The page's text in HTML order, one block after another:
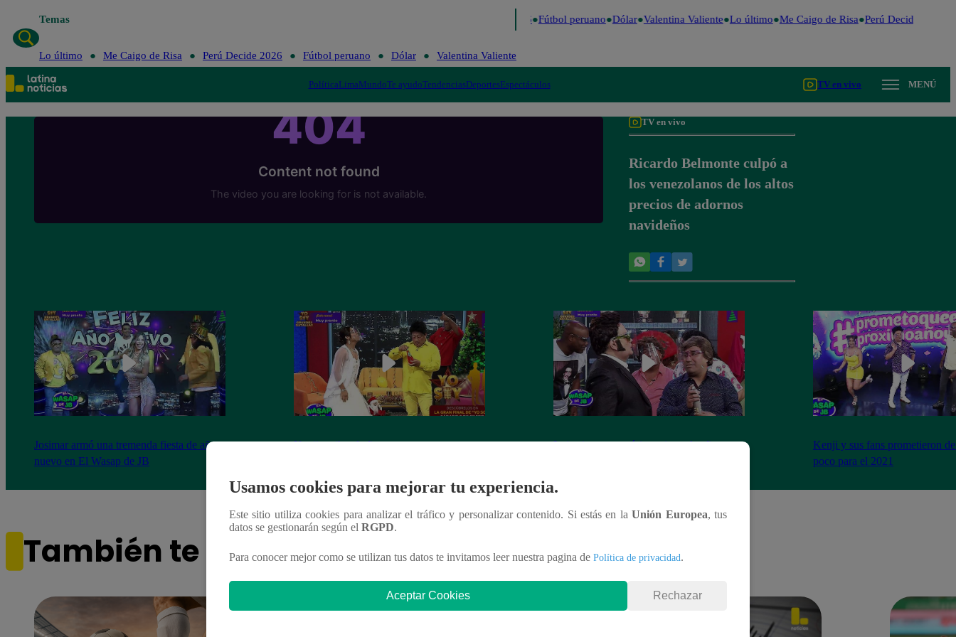
Temas Fútbol peruano Dólar Valentina Valiente Lo último Me Caigo de Risa Perú Decide 2026
Lo último Me Caigo de Risa Perú Decide 2026 Fútbol peruano Dólar Valentina Valiente
PolíticaLimaMundoTe ayudoTendenciasDeportesEspectáculos TV en vivo MENÚ
TV en vivo
Ricardo Belmonte culpó a
los venezolanos de los altos
precios de adornos
navideños
Josimar armó una tremenda fiesta de año
nuevo en El Wasap de JB
Kenji recibe el año nuevo con otro
Luismi tuvo un pésimo cierre de año y se
Kenji y sus fans prometieron
poco para el 2021
También te puede interesar
Usamos cookies para mejorar tu experiencia.
Este sitio utiliza cookies para analizar el tráfico y personalizar contenido. Si estás en laUnión Europea, tus
datos se gestionarán según el RGPD.
Para conocer mejor como se utilizan tus datos te invitamos leer nuestra pagina de Política de privacidad.
Aceptar Cookies Rechazar